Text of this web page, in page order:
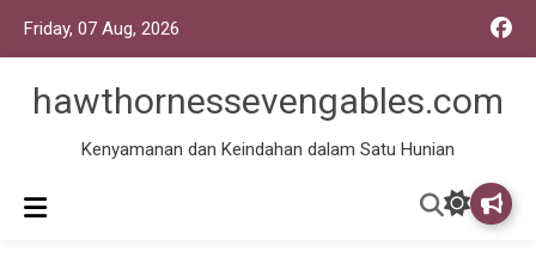
Friday, 07 Aug, 2026
hawthornessevengables.com
Kenyamanan dan Keindahan dalam Satu Hunian